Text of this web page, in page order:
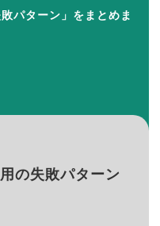
パターン」をまとめま
の失敗パターン